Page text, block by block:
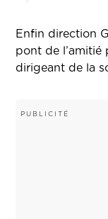
Enfin direction
pont de l’amitié
dirigeant de la